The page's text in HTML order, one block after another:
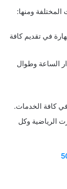
المختلفة ومنها:
في تقديم كافة
الساعة وطوال
كافة الخدمات.
الرياضية وكل